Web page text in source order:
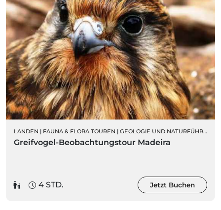
LANDEN | FAUNA & FLORA TOUREN | GEOLOGIE UND NATURFÜHRUNGEN
Greifvogel-Beobachtungstour Madeira
4 STD. Jetzt Buchen